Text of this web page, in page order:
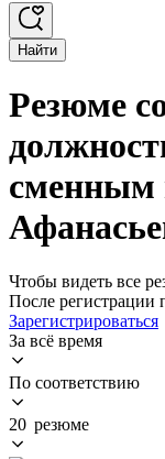
Найти
Резюме
сменным
Чтобы видеть все
После регистрации
Зарегистрироваться
За всё время
По соответствию
20 резюме